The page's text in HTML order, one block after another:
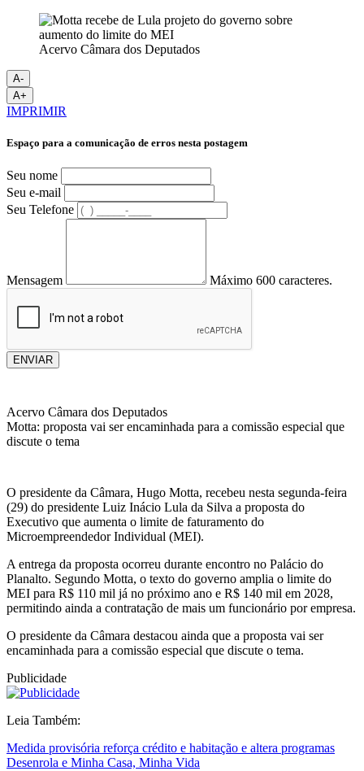
Acervo Câmara dos Deputados
A-
A+
IMPRIMIR
Espaço para a comunicação de erros nesta postagem
Seu nome
Seu e-mail
Seu Telefone
Mensagem Máximo 600 caracteres.
ENVIAR
Acervo Câmara dos Deputados
Motta: proposta vai ser encaminhada para a comissão especial que
discute o tema
O presidente da Câmara, Hugo Motta, recebeu nesta segunda-feira
(29) do presidente Luiz Inácio Lula da Silva a proposta do
Executivo que aumenta o limite de faturamento do
Microempreendedor Individual (MEI).
A entrega da proposta ocorreu durante encontro no Palácio do
Planalto. Segundo Motta, o texto do governo amplia o limite do
MEI para R$ 110 mil já no próximo ano e R$ 140 mil em 2028,
permitindo ainda a contratação de mais um funcionário por empresa.
O presidente da Câmara destacou ainda que a proposta vai ser
encaminhada para a comissão especial que discute o tema.
Publicidade
Leia Também:
Medida provisória reforça crédito e habitação e altera programas
Desenrola e Minha Casa, Minha Vida